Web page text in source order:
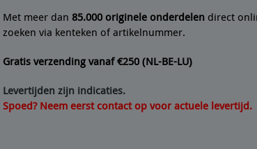
Met meer dan 85.000 originele onderdelen direct
zoeken via kenteken of artikelnummer.
Gratis verzending vanaf €250 (NL-BE-LU)
Levertijden zijn indicaties.
Spoed? Neem eerst contact op voor actuele levertijd.